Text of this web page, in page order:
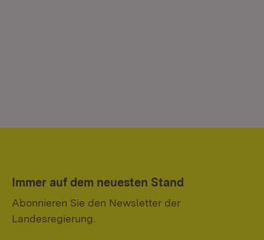
Immer auf dem neuesten Stand
Abonnieren Sie den Newsletter der
Landesregierung.